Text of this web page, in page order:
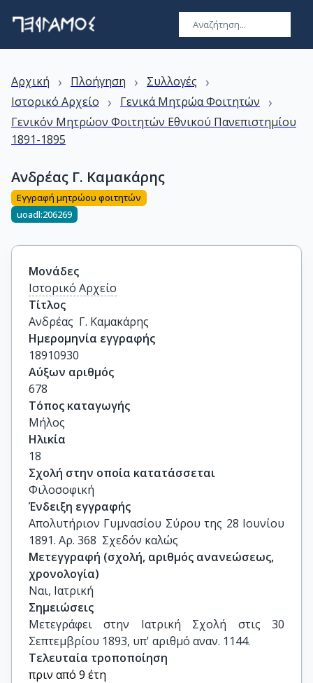
Αρχική › Πλοήγηση › Συλλογές ›
Ιστορικό Αρχείο › Γενικά Μητρώα Φοιτητών ›
Γενικόν Μητρώον Φοιτητών Εθνικού Πανεπιστημίου
1891-1895
Ανδρέας Γ. Καμακάρης
Εγγραφή μητρώου φοιτητών
uoadl:206269
Μονάδες
Ιστορικό Αρχείο
Τίτλος
Ανδρέας  Γ. Καμακάρης
Ημερομηνία εγγραφής
18910930
Αύξων αριθμός
678
Τόπος καταγωγής
Μήλος
Ηλικία
18
Σχολή στην οποία κατατάσσεται
Φιλοσοφική
Ένδειξη εγγραφής
Απολυτήριον Γυμνασίου Σύρου της 28 Ιουνίου
1891. Αρ. 368  Σχεδόν καλώς
Μετεγγραφή (σχολή, αριθμός ανανεώσεως,
χρονολογία)
Ναι, Ιατρική
Σημειώσεις
Μετεγράφει στην Ιατρική Σχολή στις 30
Σεπτεμβρίου 1893, υπ' αριθμό αναν. 1144.
Τελευταία τροποποίηση
πριν από 9 έτη